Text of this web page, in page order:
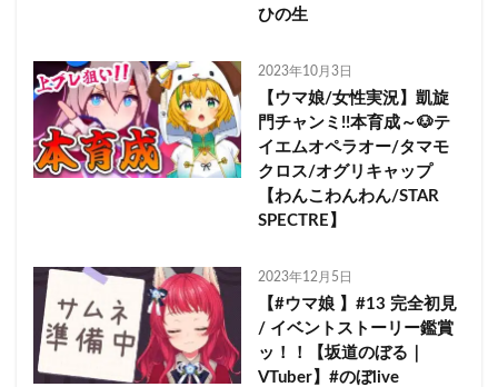
ひの生
2023年10月3日
【ウマ娘/女性実況】凱旋
門チャンミ!!本育成～🐶テ
イエムオペラオー/タマモ
クロス/オグリキャップ
【わんこわんわん/STAR
SPECTRE】
2023年12月5日
【#ウマ娘 】#13 完全初見
/ イベントストーリー鑑賞
ッ！！【坂道のぼる｜
VTuber】#のぼlive